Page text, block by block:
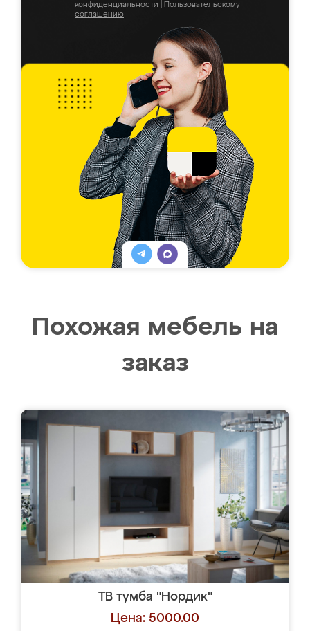
конфиденциальности
Пользовательскому
соглашению
Похожая мебель на
заказ
ТВ тумба "Нордик"
Цена: 5000.00